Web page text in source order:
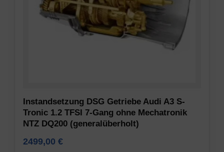
Instandsetzung DSG Getriebe Audi A3 S-
Tronic 1.2 TFSI 7-Gang ohne Mechatronik
NTZ DQ200 (generalüberholt)
2499,00 €